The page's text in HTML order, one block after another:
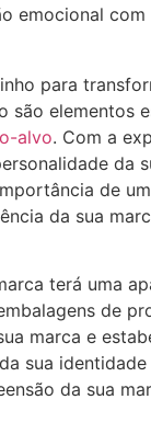
emocional
para
elementos
alvo. Com a
da
de
da sua
terá uma
de
marca e
sua identidade
da sua